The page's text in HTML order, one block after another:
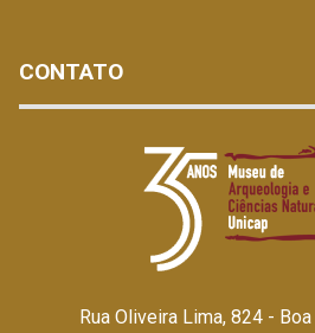
CONTATO
Rua Oliveira Lima, 824 -